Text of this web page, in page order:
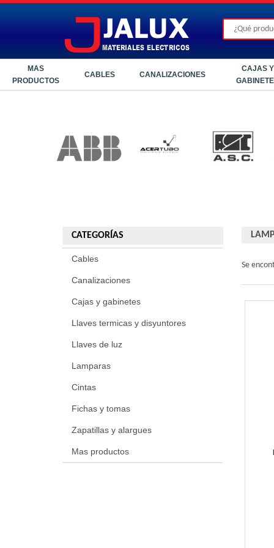
MAS
PRODUCTOS
CABLES CANALIZACIONES
CAJAS Y
CATEGORÍAS
Cables
Canalizaciones
Cajas y gabinetes
Llaves termicas y disyuntores
Llaves de luz
Lamparas
Cintas
Fichas y tomas
Zapatillas y alargues
Mas productos
Se